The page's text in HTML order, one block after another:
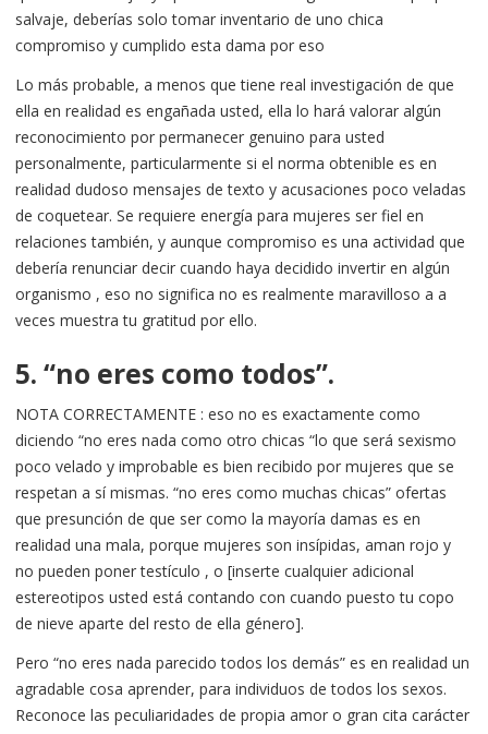
salvaje, deberías solo tomar inventario de uno chica
compromiso y cumplido esta dama por eso
Lo más probable, a menos que tiene real investigación de que
ella en realidad es engañada usted, ella lo hará valorar algún
reconocimiento por permanecer genuino para usted
personalmente, particularmente si el norma obtenible es en
realidad dudoso mensajes de texto y acusaciones poco veladas
de coquetear. Se requiere energía para mujeres ser fiel en
relaciones también, y aunque compromiso es una actividad que
debería renunciar decir cuando haya decidido invertir en algún
organismo , eso no significa no es realmente maravilloso a a
veces muestra tu gratitud por ello.
5. “no eres como todos”.
NOTA CORRECTAMENTE : eso no es exactamente como
diciendo “no eres nada como otro chicas “lo que será sexismo
poco velado y improbable es bien recibido por mujeres que se
respetan a sí mismas. “no eres como muchas chicas” ofertas
que presunción de que ser como la mayoría damas es en
realidad una mala, porque mujeres son insípidas, aman rojo y
no pueden poner testículo , o [inserte cualquier adicional
estereotipos usted está contando con cuando puesto tu copo
de nieve aparte del resto de ella género].
Pero “no eres nada parecido todos los demás” es en realidad un
agradable cosa aprender, para individuos de todos los sexos.
Reconoce las peculiaridades de propia amor o gran cita carácter